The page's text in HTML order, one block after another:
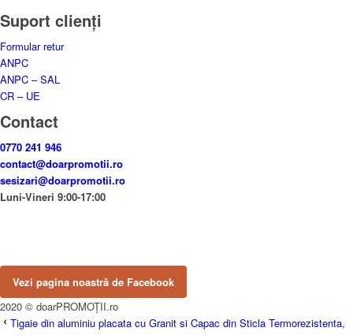
Suport clienți
Formular retur
ANPC
ANPC – SAL
CR – UE
Contact
0770 241 946
contact@doarpromotii.ro
sesizari@doarpromotii.ro
Luni-Vineri 9:00-17:00
Vezi pagina noastră de Facebook
2020 © doarPROMOȚII.ro
Tigaie din aluminiu placata cu Granit si Capac din Sticla Termorezistenta,